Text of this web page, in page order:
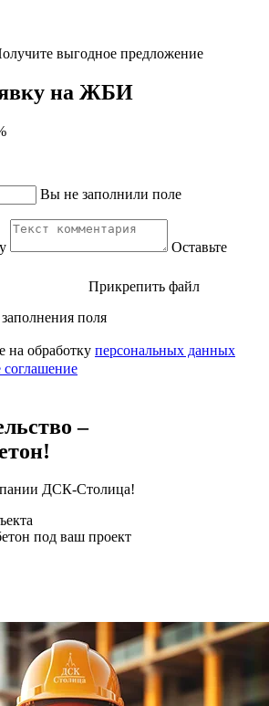
выгодное предложение
на ЖБИ
Вы не заполнили поле
Оставьте
Прикрепить файл
поля
на обработку персональных данных
соглашение
–
ДСК-Столица!
под ваш проект